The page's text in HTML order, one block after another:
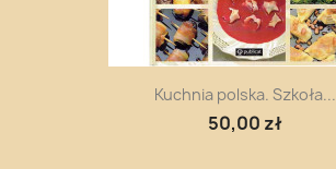
Kuchnia polska. Szkoła...
50,00 zł